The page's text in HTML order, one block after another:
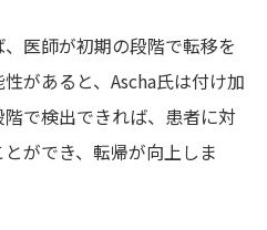
医師が初期の段階で転移を
があると、Ascha氏は付け加
で検出できれば、患者に対
ができ、転帰が向上しま